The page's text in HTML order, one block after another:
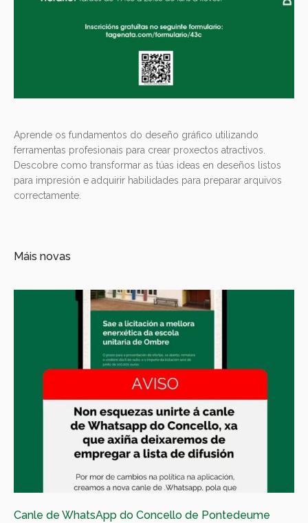
Aprende os fundamentos do deseño gráfico utilizando
ferramentas profesionais para crear proxectos atractivos.
Descobre como transformar as túas ideas en deseños listos
para impresión e adquirir habilidades para preparar arquivos
correctamente.
Máis novas
Canle de WhatsApp do Concello de Pontedeume